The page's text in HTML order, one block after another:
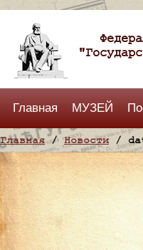
Главная МУЗЕЙ
Главная/Новости/